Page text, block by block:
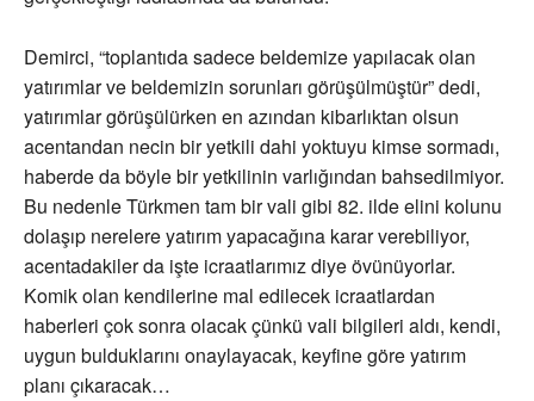
Demirci, “toplantıda sadece beldemize yapılacak olan
yatırımlar ve beldemizin sorunları görüşülmüştür” dedi,
yatırımlar görüşülürken en azından kibarlıktan olsun
acentandan necin bir yetkili dahi yoktuyu kimse sormadı,
haberde da böyle bir yetkilinin varlığından bahsedilmiyor.
Bu nedenle Türkmen tam bir vali gibi 82. ilde elini kolunu
dolaşıp nerelere yatırım yapacağına karar verebiliyor,
acentadakiler da işte icraatlarımız diye övünüyorlar.
Komik olan kendilerine mal edilecek icraatlardan
haberleri çok sonra olacak çünkü vali bilgileri aldı, kendi,
uygun bulduklarını onaylayacak, keyfine göre yatırım
planı çıkaracak…